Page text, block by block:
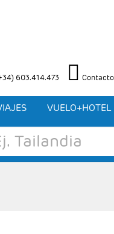
603.414.473 Contacto
VUELO+HOTEL